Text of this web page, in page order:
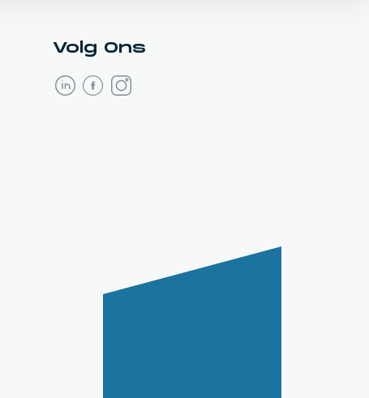
Volg Ons